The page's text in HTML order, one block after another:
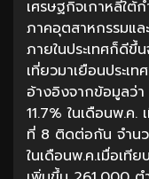
เศรษฐกิจเกาหลีใ
ภาคอุตสาหกรรมแ
ภายในประเทศก็ดีขึ้
เที่ยวมาเยือนประเ
อ้างอิงจากข้อมูลว่
11.7% ในเดือนพ.ค.
ที่ 8 ติดต่อกัน จำน
ในเดือนพ.ค.เมื่อเที